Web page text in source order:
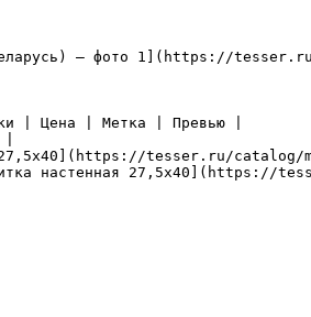
— фото 1](https://
| Цена | Метка | Превью |
27,5х40](https://tesser.ru/catalog/
настенная 27,5х40](https://